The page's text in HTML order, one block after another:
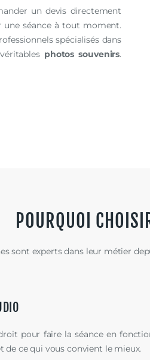
un devis directement
une séance à tout moment.
spécialisés dans
photos souvenirs.
POURQUOI
sont experts dans leur métier
pour faire la séance en
de ce qui vous convient le mieux.